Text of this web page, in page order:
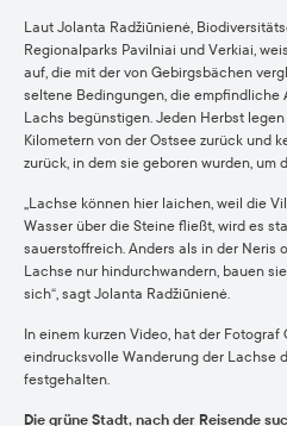
Laut Jolanta Radžiūnienė,
Regionalparks Pavilniai und Verkiai,
auf, die mit der von Gebirgsbächen
seltene Bedingungen, die empfindliche
Lachs begünstigen. Jeden Herbst
Kilometern von der Ostsee zurück und
zurück, in dem sie geboren wurden, um
„Lachse können hier laichen, weil die
Wasser über die Steine fließt, wird es
sauerstoffreich. Anders als in der Neris
Lachse nur hindurchwandern, bauen
sich“, sagt Jolanta Radžiūnienė.
In einem kurzen Video, hat der
eindrucksvolle Wanderung der Lachse
festgehalten.
Die grüne Stadt, nach der Reisende